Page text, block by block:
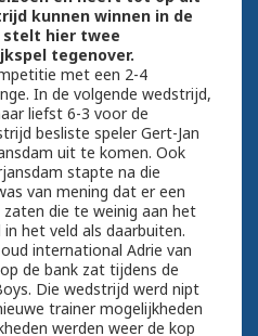
kunnen winnen in de
stelt hier twee
tegenover.
met een 2-4
In de volgende wedstrijd,
liefst 6-3 voor de
besliste speler Gert-Jan
uit te komen. Ook
stapte na die
van mening dat er een
die te weinig aan het
het veld als daarbuiten.
international Adrie van
de bank zat tijdens de
Die wedstrijd werd nipt
trainer mogelijkheden
werden weer de kop